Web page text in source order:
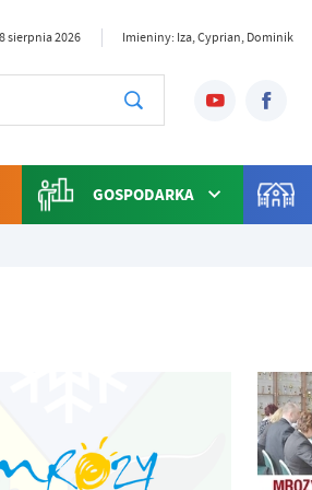
sierpnia 2026 Imieniny: Iza, Cyprian, Dominik
GOSPODARKA